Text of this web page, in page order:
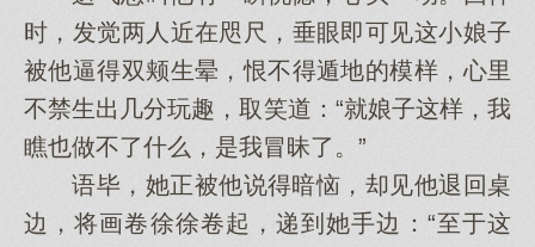
时，发觉两人近在咫尺，垂眼即可见这小娘子
被他逼得双颊生晕，恨不得遁地的模样，心里
不禁生出几分玩趣，取笑道：“就娘子这样，我
瞧也做不了什么，是我冒昧了。”
语毕，她正被他说得暗恼，却见他退回桌
边，将画卷徐徐卷起，递到她手边：“至于这